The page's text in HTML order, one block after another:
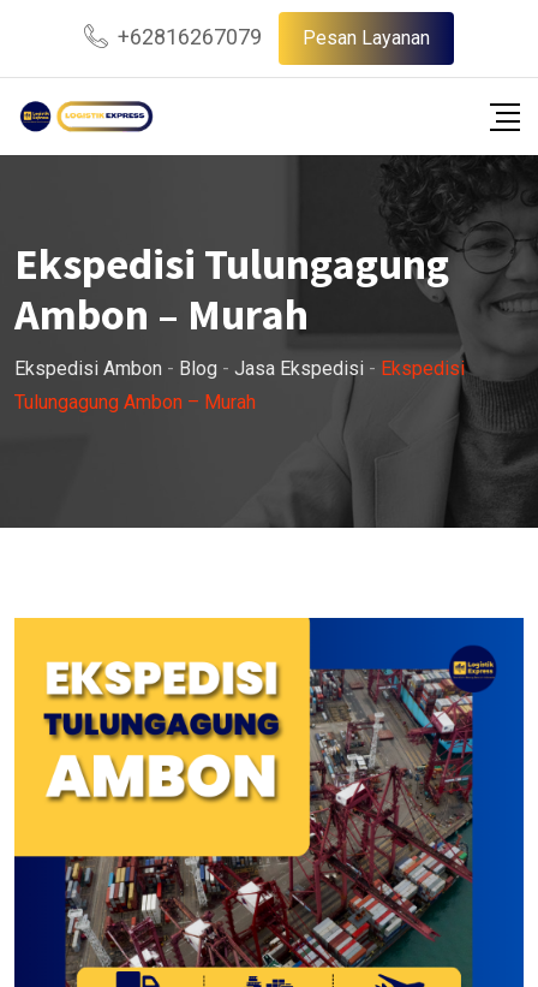
content
+62816267079 Pesan Layanan
Ekspedisi Tulungagung
Ambon – Murah
Ekspedisi Ambon - Blog - Jasa Ekspedisi - Ekspedisi
Tulungagung Ambon – Murah